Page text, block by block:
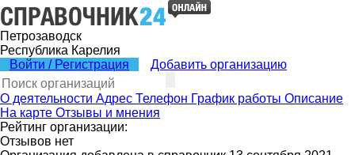
Петрозаводск
Республика Карелия
Войти / Регистрация
Добавить организацию
О деятельности Адрес Телефон График работы Описание
На карте Отзывы и мнения
Рейтинг организации:
Отзывов нет